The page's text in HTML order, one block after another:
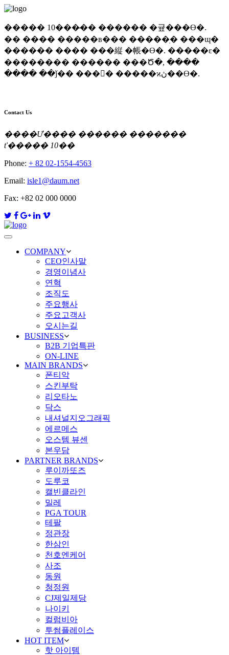
����� 10���̶�� ������ �귶���ϴ�.
�� ���� �����в��� �����ֽ� ���ɰ�
������ ���� ���縦 �帳�ϴ�. �����ε�
�������� ������ ���Ծ�, ����
���� ��ǰ�� ���񽺸� �����ϰڽ��ϴ�.
Contact Us
����Ư���� ������ �������
ť����� 10��
Phone: + 82 02-1554-4563
Email: isle1@daum.net
Fax: +82 02 000 0000
Toggle
navigationCOMPANY
CEO인사말
경영이념사
연혁
조직도
주요행사
주요고객사
오시는길
BUSINESS
B2B 기업특판
ON-LINE
MAIN BRANDS
폰티악
스킨부탁
리오타노
닥스
내셔널지오그래픽
에르메스
오스템 뷰센
본우담
PARTNER BRANDS
루이까또즈
도루코
캘빈클라인
밀레
PGA TOUR
테팔
정관장
한삼인
천호엔케어
사조
동원
청정원
CJ제일제당
나이키
컬럼비아
투썸플레이스
HOT ITEM
핫 아이템